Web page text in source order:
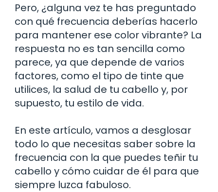
Pero, ¿alguna vez te has preguntado
con qué frecuencia deberías hacerlo
para mantener ese color vibrante? La
respuesta no es tan sencilla como
parece, ya que depende de varios
factores, como el tipo de tinte que
utilices, la salud de tu cabello y, por
supuesto, tu estilo de vida.
En este artículo, vamos a desglosar
todo lo que necesitas saber sobre la
frecuencia con la que puedes teñir tu
cabello y cómo cuidar de él para que
siempre luzca fabuloso.